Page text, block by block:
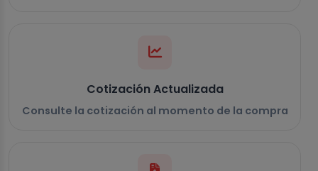
Cotización Actualizada
Consulte la cotización al momento de la compra